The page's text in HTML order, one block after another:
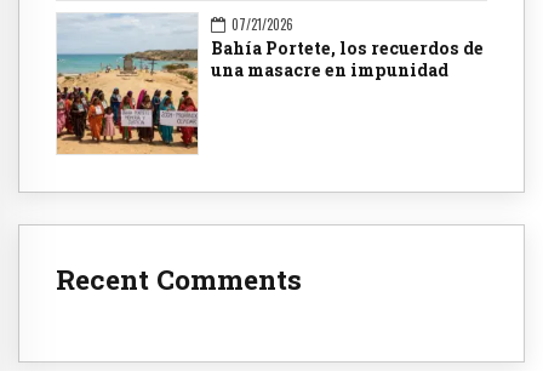
07/21/2026
Bahía Portete, los recuerdos de
una masacre en impunidad
Recent Comments